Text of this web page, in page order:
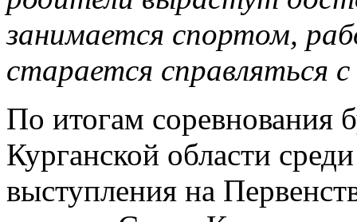
занимается спортом,
старается справляться
По итогам соревнования
Курганской области
выступления на